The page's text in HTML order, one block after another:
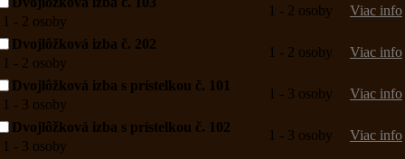
1 - 2 osoby
1 - 2 osoby Viac info
Dvojlôžková izba č. 202
1 - 2 osoby
1 - 2 osoby Viac info
Dvojlôžková izba s prístelkou č. 101
1 - 3 osoby
1 - 3 osoby Viac info
Dvojlôžková izba s prístelkou č. 102
1 - 3 osoby
1 - 3 osoby Viac info